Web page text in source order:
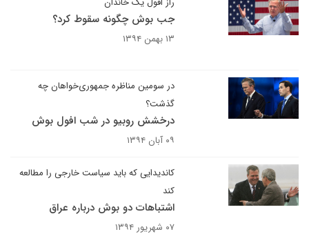
جب بوش چگونه سقوط کرد؟
۱۳ بهمن ۱۳۹۴
در سومین مناظره جمهوری‌خواهان چه
گذشت؟
درخشش روبیو در شب افول بوش
۰۹ آبان ۱۳۹۴
کاندیدایی که باید سیاست خارجی را مطالعه
کند
اشتباهات دو بوش درباره عراق
۰۷ شهریور ۱۳۹۴